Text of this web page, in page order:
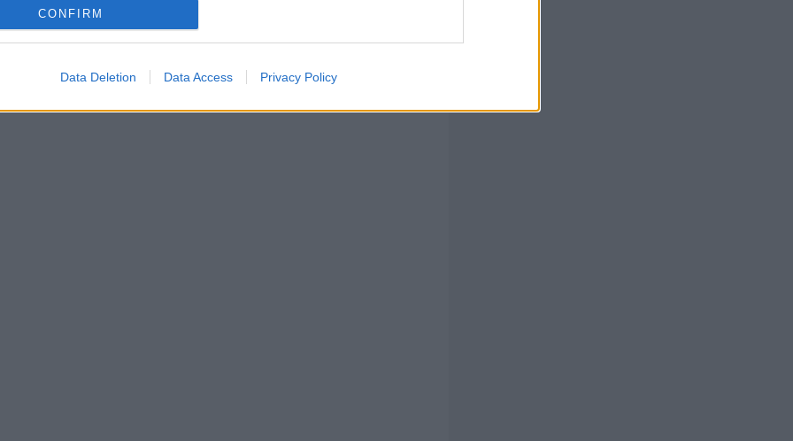
CONFIRM
Data Deletion Data Access Privacy Policy